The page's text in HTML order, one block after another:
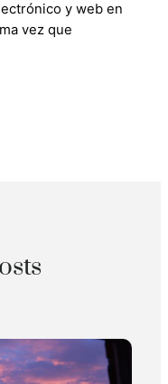
y web en
vez que